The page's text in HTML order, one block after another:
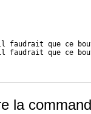
faudrait que ce
faudrait que ce
la